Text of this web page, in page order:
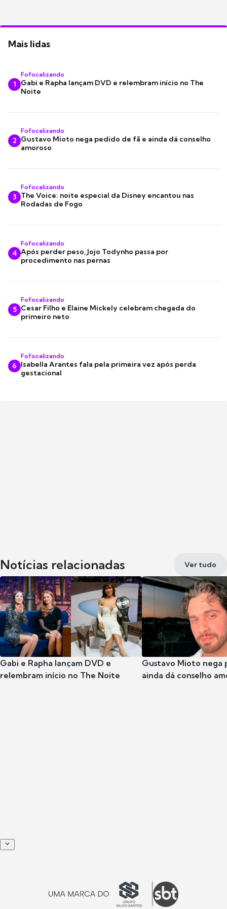
Mais lidas
1
Fofocalizando
Gabi e Rapha lançam DVD e relembram início no The
Noite
2
Fofocalizando
Gustavo Mioto nega pedido de fã e ainda dá conselho
amoroso
3
Fofocalizando
The Voice: noite especial da Disney encantou nas
Rodadas de Fogo
4
Fofocalizando
Após perder peso, Jojo Todynho passa por
procedimento nas pernas
5
Fofocalizando
Cesar Filho e Elaine Mickely celebram chegada do
primeiro neto
6
Fofocalizando
Isabella Arantes fala pela primeira vez após perda
gestacional
Notícias relacionadas Ver tudo
Gabi e Rapha lançam DVD e
relembram início no The Noite
Gustavo Mioto nega
ainda dá conselho